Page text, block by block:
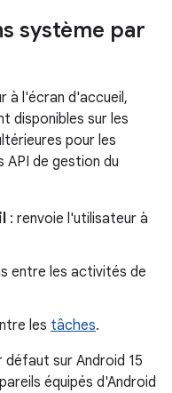
système par
à l'écran d'accueil,
disponibles sur les
pour les
API de gestion du
: renvoie l'utilisateur à
entre les activités de
les tâches.
sur Android 15
équipés d'Android